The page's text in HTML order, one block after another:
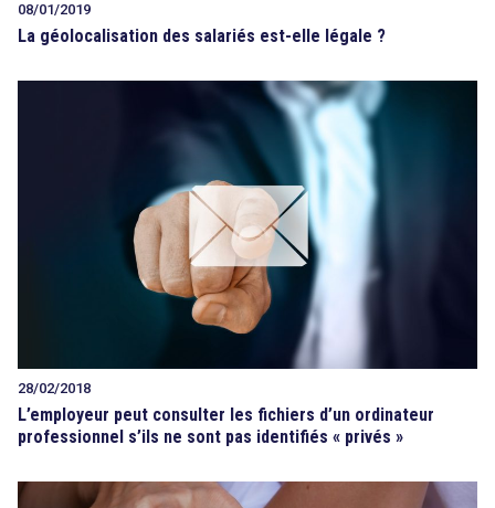
08/01/2019
La géolocalisation des salariés est-elle légale ?
28/02/2018
L’employeur peut consulter les fichiers d’un ordinateur
professionnel s’ils ne sont pas identifiés « privés »